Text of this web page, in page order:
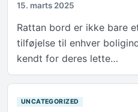
15. marts 2025
Rattan bord er ikke bare
tilføjelse til enhver
kendt for deres lette…
UNCATEGORIZED